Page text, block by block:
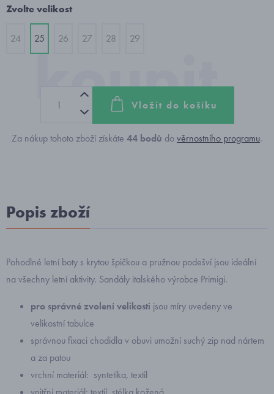
Zvolte velikost
24 25 26 27 28 29
Vložit do košíku
Za nákup tohoto zboží získáte 44 bodů dověrnostního programu.
Popis zboží
Pohodlné letní boty s krytou špičkou a pružnou podešví jsou ideální
na všechny letní aktivity. Sandály italského výrobce Primigi.
pro správné zvolení velikosti jsou míry uvedeny ve
velikostní tabulce
správnou fixaci chodidla v obuvi umožní suchý zip nad nártem
a za patou
vrchní materiál: syntetika, textil